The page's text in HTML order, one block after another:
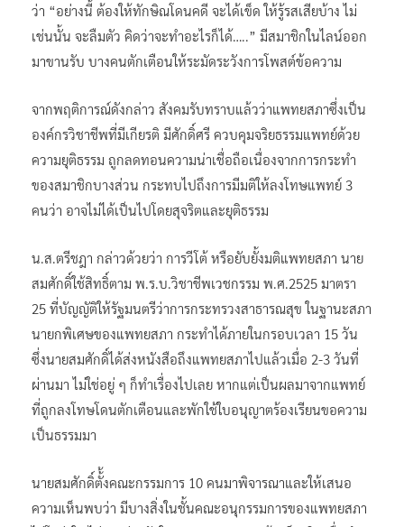
ว่า “อย่างนี้ ต้องให้ทักษิณโดนคดี จะได้เข็ด ให้รู้รสเสียบ้าง ไม่
เช่นนั้น จะลืมตัว คิดว่าจะทำอะไรก็ได้…..” มีสมาชิกในไลน์ออก
มาขานรับ บางคนตักเตือนให้ระมัดระวังการโพสต์ข้อความ
จากพฤติการณ์ดังกล่าว สังคมรับทราบแล้วว่าแพทยสภาซึ่งเป็น
องค์กรวิชาชีพที่มีเกียรติ มีศักดิ์ศรี ควบคุมจริยธรรมแพทย์ด้วย
ความยุติธรรม ถูกลดทอนความน่าเชื่อถือเนื่องจากการกระทำ
ของสมาชิกบางส่วน กระทบไปถึงการมีมติให้ลงโทษแพทย์ 3
คนว่า อาจไม่ได้เป็นไปโดยสุจริตและยุติธรรม
น.ส.ตรีชฎา กล่าวด้วยว่า การวีโต้ หรือยับยั้งมติแพทยสภา นาย
สมศักดิ์ใช้สิทธิ์ตาม พ.ร.บ.วิชาชีพเวชกรรม พ.ศ.2525 มาตรา
25 ที่บัญญัติให้รัฐมนตรีว่าการกระทรวงสาธารณสุข ในฐานะสภา
นายกพิเศษของแพทยสภา กระทำได้ภายในกรอบเวลา 15 วัน
ซึ่งนายสมศักดิ์ได้ส่งหนังสือถึงแพทยสภาไปแล้วเมื่อ 2-3 วันที่
ผ่านมา ไม่ใช่อยู่ ๆ ก็ทำเรื่องไปเลย หากแต่เป็นผลมาจากแพทย์
ที่ถูกลงโทษโดนตักเตือนและพักใช้ใบอนุญาตร้องเรียนขอความ
เป็นธรรมมา
นายสมศักดิ์ตั้้งคณะกรรมการ 10 คนมาพิจารณาและให้เสนอ
ความเห็นพบว่า มีบางสิ่งในชั้นคณะอนุกรรมการของแพทยสภา